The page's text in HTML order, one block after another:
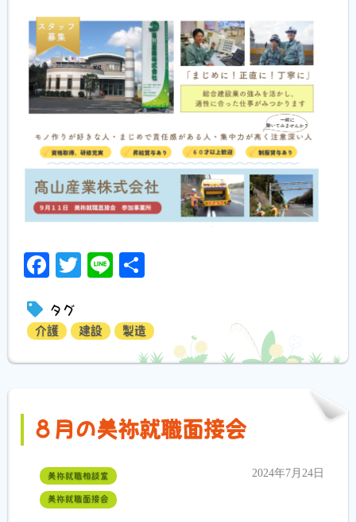
Facebook
Twitter
Line
タグ
介護 建設 製造
８月の美祢就職面接会
美祢就職相談室
美祢就職面接会
2024年7月24日